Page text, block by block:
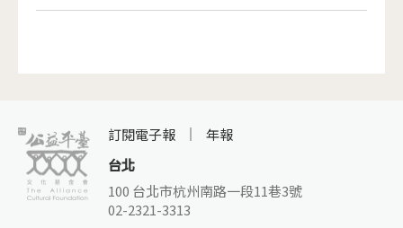
訂閱電子報
年報
台北
100 台北市杭州南路一段11巷3號
02-2321-3313